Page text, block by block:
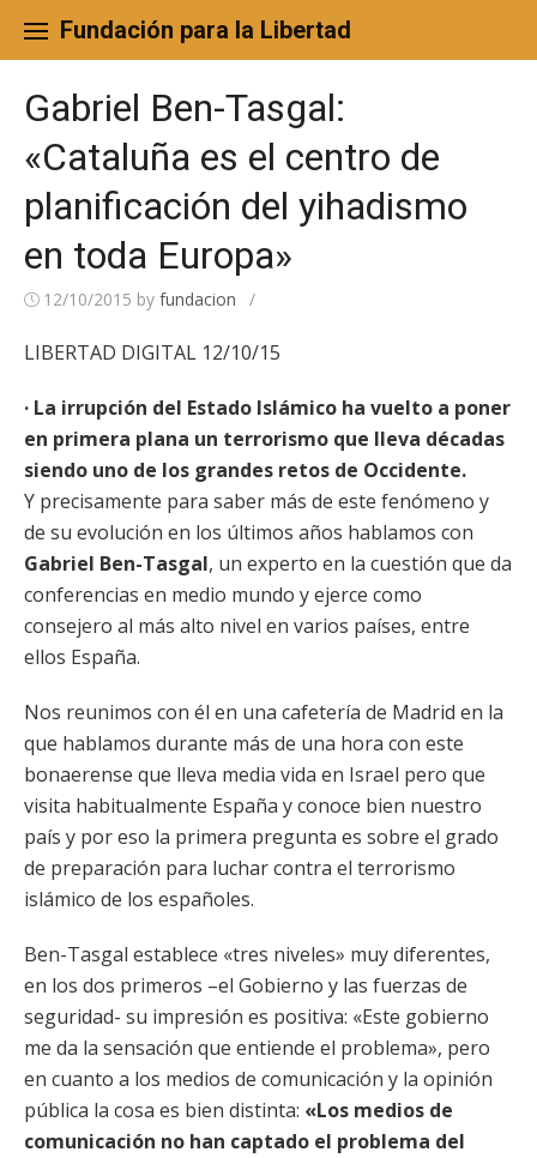
content
Fundación para la Libertad
Gabriel Ben-Tasgal:
«Cataluña es el centro de
planificación del yihadismo
en toda Europa»
12/10/2015 by fundacion /
LIBERTAD DIGITAL 12/10/15
· La irrupción del Estado Islámico ha vuelto a poner
en primera plana un terrorismo que lleva décadas
siendo uno de los grandes retos de Occidente.
Y precisamente para saber más de este fenómeno y
de su evolución en los últimos años hablamos con
Gabriel Ben-Tasgal, un experto en la cuestión que da
conferencias en medio mundo y ejerce como
consejero al más alto nivel en varios países, entre
ellos España.
Nos reunimos con él en una cafetería de Madrid en la
que hablamos durante más de una hora con este
bonaerense que lleva media vida en Israel pero que
visita habitualmente España y conoce bien nuestro
país y por eso la primera pregunta es sobre el grado
de preparación para luchar contra el terrorismo
islámico de los españoles.
Ben-Tasgal establece «tres niveles» muy diferentes,
en los dos primeros –el Gobierno y las fuerzas de
seguridad- su impresión es positiva: «Este gobierno
me da la sensación que entiende el problema», pero
en cuanto a los medios de comunicación y la opinión
pública la cosa es bien distinta: «Los medios de
comunicación no han captado el problema del